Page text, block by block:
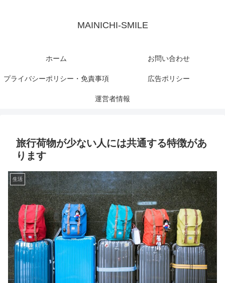
MAINICHI-SMILE
ホーム お問い合わせ
プライバシーポリシー・免責事項 広告ポリシー
運営者情報
旅行荷物が少ない人には共通する特徴があ
ります
生活